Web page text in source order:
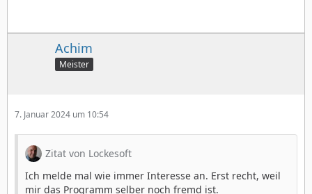
Achim
Meister
7. Januar 2024 um 10:54
Zitat von Lockesoft
Ich melde mal wie immer Interesse an. Erst recht, weil
mir das Programm selber noch fremd ist.